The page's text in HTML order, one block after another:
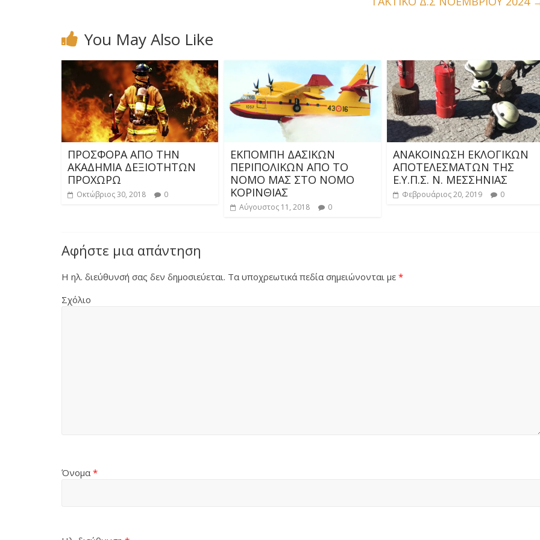
You May Also Like
ΠΡΟΣΦΟΡΑ ΑΠΟ ΤΗΝ
ΑΚΑΔΗΜΙΑ ΔΕΞΙΟΤΗΤΩΝ
ΠΡΟΧΩΡΩ
Οκτώβριος 30, 2018 0
ΕΚΠΟΜΠΗ ΔΑΣΙΚΩΝ
ΠΕΡΙΠΟΛΙΚΩΝ ΑΠΟ ΤΟ
ΝΟΜΟ ΜΑΣ ΣΤΟ ΝΟΜΟ
ΚΟΡΙΝΘΙΑΣ
Αύγουστος 11, 2018 0
ΑΝΑΚΟΙΝΩΣΗ ΕΚΛΟΓΙΚΩΝ
ΑΠΟΤΕΛΕΣΜΑΤΩΝ ΤΗΣ
Ε.Υ.Π.Σ. Ν. ΜΕΣΣΗΝΙΑΣ
Φεβρουάριος 20, 2019 0
Αφήστε μια απάντηση
Η ηλ. διεύθυνσή σας δεν δημοσιεύεται. Τα υποχρεωτικά πεδία σημειώνονται με *
Σχόλιο
Όνομα *